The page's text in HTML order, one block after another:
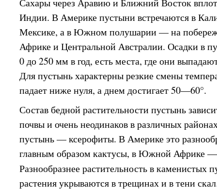
Сахары через Аравию и Ближний Восток
Индии. В Америке пустыни встречаются в
Мексике, а в Южном полушарии — на
Африке и Центральной Австралии. Осадки в
0 до 250 мм в год, есть места, где они
Для пустынь характерны резкие смены
падает ниже нуля, а днем достигает 50—60°.
Состав бедной растительности пустынь
почвы и очень неодинаков в различных
пустынь — ксерофиты. В Америке это
главным образом кактусы, в Южной Африке —
Разнообразнее растительность в каменистых
растения укрываются в трещинах и в тени